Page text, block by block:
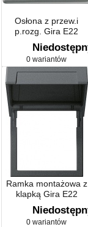
Osłona z przew.i
p.rozg. Gira E22
naturalny stalowy
0 wariantów
Ramka montażowa z
klapką Gira E22
naturalny stalowy
0 wariantów